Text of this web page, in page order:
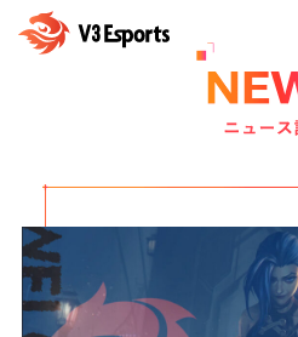
TEAM